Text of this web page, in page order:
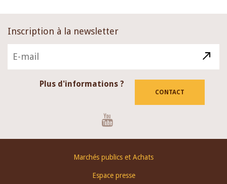
Inscription à la newsletter
Plus d'informations ?
CONTACT
Marchés publics et Achats
Espace presse